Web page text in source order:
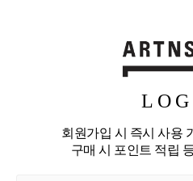
회원가입 시 즉시 사용
구매 시 포인트 적립